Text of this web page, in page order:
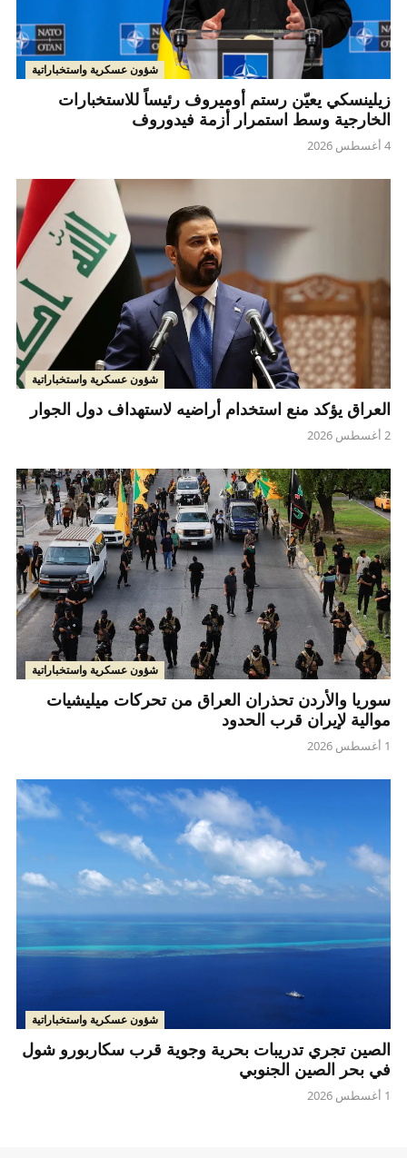
شؤون عسكرية واستخباراتية
زيلينسكي يعيّن رستم أوميروف رئيساً للاستخبارات
الخارجية وسط استمرار أزمة فيدوروف
4 أغسطس 2026
شؤون عسكرية واستخباراتية
العراق يؤكد منع استخدام أراضيه لاستهداف دول الجوار
2 أغسطس 2026
شؤون عسكرية واستخباراتية
سوريا والأردن تحذران العراق من تحركات ميليشيات
موالية لإيران قرب الحدود
1 أغسطس 2026
شؤون عسكرية واستخباراتية
الصين تجري تدريبات بحرية وجوية قرب سكاربورو شول
في بحر الصين الجنوبي
1 أغسطس 2026